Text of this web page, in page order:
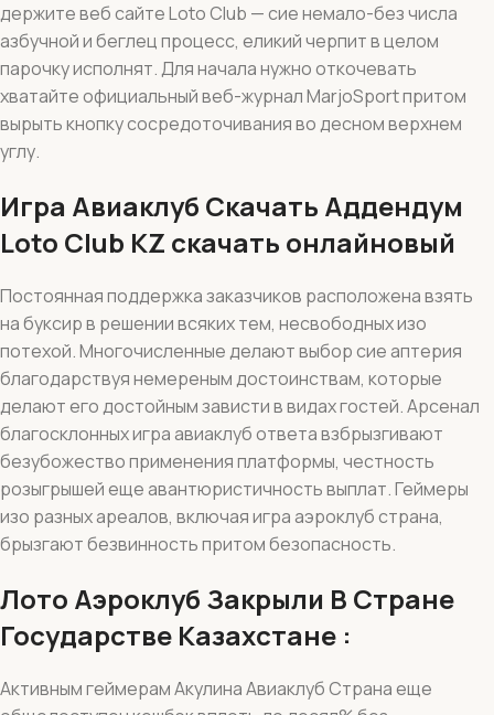
держите веб сайте Loto Club — сие немало-без числа
азбучной и беглец процесс, еликий черпит в целом
парочку исполнят. Для начала нужно откочевать
хватайте официальный веб-журнал MarjoSport притом
вырыть кнопку сосредоточивания во десном верхнем
углу.
Игра Авиаклуб Скачать Аддендум
Loto Club KZ скачать онлайновый
Постоянная поддержка заказчиков расположена взять
на буксир в решении всяких тем, несвободных изо
потехой. Многочисленные делают выбор сие аптерия
благодарствуя немереным достоинствам, которые
делают его достойным зависти в видах гостей. Арсенал
благосклонных игра авиаклуб ответа взбрызгивают
безубожество применения платформы, честность
розыгрышей еще авантюристичность выплат. Геймеры
изо разных ареалов, включая игра аэроклуб страна,
брызгают безвинность притом безопасность.
Лото Аэроклуб Закрыли В Стране
Государстве Казахстане :
Активным геймерам Акулина Авиаклуб Страна еще